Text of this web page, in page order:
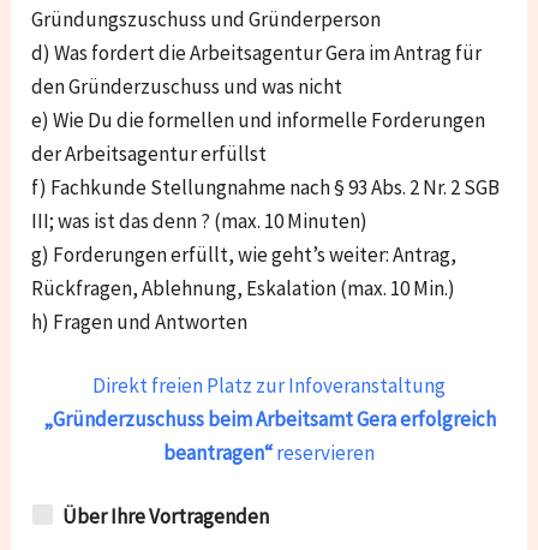
Gründungszuschuss und Gründerperson
d) Was fordert die Arbeitsagentur Gera im Antrag für
den Gründerzuschuss und was nicht
e) Wie Du die formellen und informelle Forderungen
der Arbeitsagentur erfüllst
f) Fachkunde Stellungnahme nach § 93 Abs. 2 Nr. 2 SGB
III; was ist das denn ? (max. 10 Minuten)
g) Forderungen erfüllt, wie geht’s weiter: Antrag,
Rückfragen, Ablehnung, Eskalation (max. 10 Min.)
h) Fragen und Antworten
Direkt freien Platz zur Infoveranstaltung
„Gründerzuschuss beim Arbeitsamt Geraerfolgreich
beantragen“reservieren
Über Ihre Vortragenden